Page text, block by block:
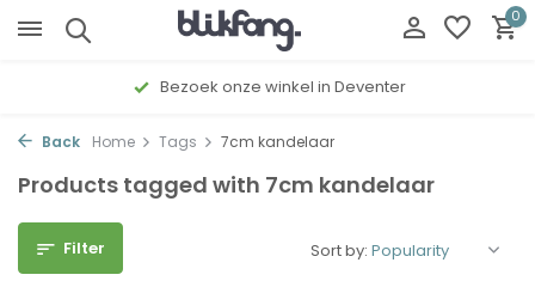
0
Bezoek onze winkel in Deventer
Back Home Tags 7cm kandelaar
Products tagged with 7cm kandelaar
Filter Sort by: